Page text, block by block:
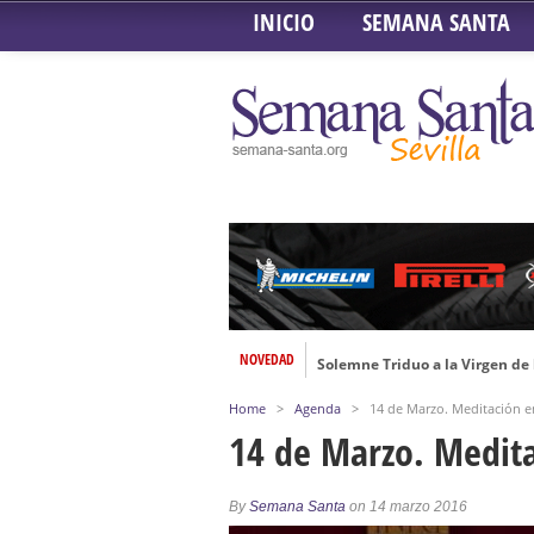
INICIO SEMANA SANTA
NOVEDAD
Solemne Triduo a la Virgen
Solemne y devoto
Función Principal de Instituto
Home > Agenda > 14 de Marzo. Meditación
14 de Marzo.
BySemana Santa on 14 marzo 2016